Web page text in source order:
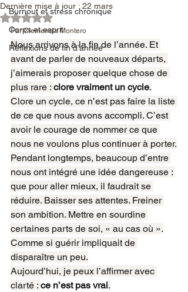
Burnout et stress chronique
Corps et esprit
Réflexions de fin d’année
Dernière mise à jour : 22 mars
Noté NaN étoiles sur 5.
Par Clemencia Montero
Nous arrivons à la fin de l’année. Et
avant de parler de nouveaux départs,
j’aimerais proposer quelque chose de
plus rare : clore vraiment un cycle.
Clore un cycle, ce n’est pas faire la liste
de ce que nous avons accompli. C’est
avoir le courage de nommer ce que
nous ne voulons plus continuer à porter.
Pendant longtemps, beaucoup d’entre
nous ont intégré une idée dangereuse :
que pour aller mieux, il faudrait se
réduire. Baisser ses attentes. Freiner
son ambition. Mettre en sourdine
certaines parts de soi, « au cas où ».
Comme si guérir impliquait de
disparaître un peu.
Aujourd’hui, je peux l’affirmer avec
clarté : ce n’est pas vrai.